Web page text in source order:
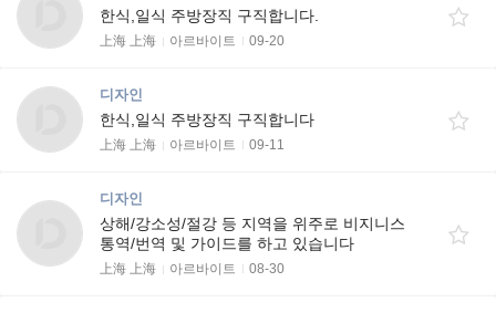
한식,일식 주방장직 구직합니다.
上海 上海 아르바이트 09-20
디자인
한식,일식 주방장직 구직합니다
上海 上海 아르바이트 09-11
디자인
상해/강소성/절강 등 지역을 위주로 비지니스
통역/번역 및 가이드를 하고 있습니다
上海 上海 아르바이트 08-30